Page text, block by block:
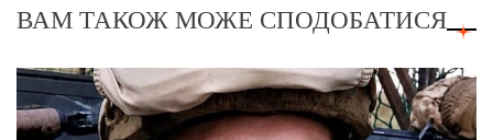
ВАМ ТАКОЖ МОЖЕ СПОДОБАТИСЯ